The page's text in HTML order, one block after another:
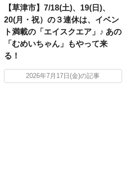
【草津市】7/18(土)、19(日)、
20(月・祝）の３連休は、イベン
ト満載の「エイスクエア」♪ あの
「むめいちゃん」もやって来
る！
2026年7月17日(金)の記事